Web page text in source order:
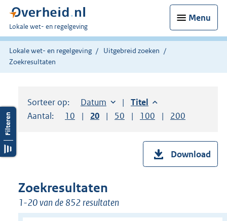
Menu
U
bent
hier:
Lokale wet- en regelgeving
Lokale wet- en regelgeving
Uitgebreid zoeken
Zoekresultaten
Sorteer op: Sorteer op:
Datum aflopendSorteer op:
Titel aflopend
Aantal:
Toon
10 resultaten per pagina
Toon
20 resultaten per pagina
Toon
50 resultaten per pagina
Toon
100 resultaten per
Toon
200
Download
Zoekresultaten
1-20 van de 852 resultaten